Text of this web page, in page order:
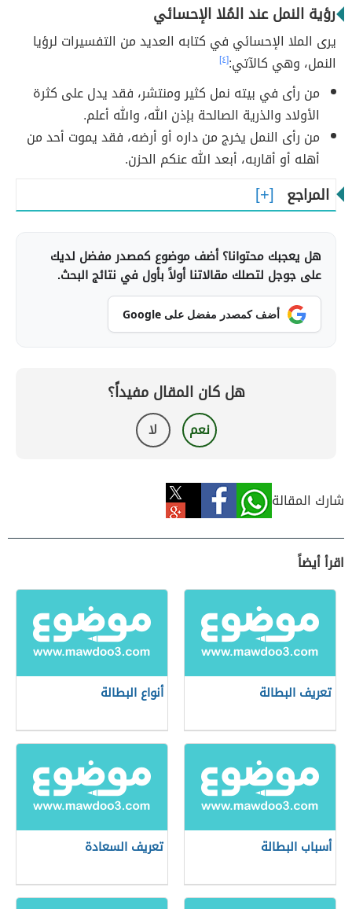
رؤية النمل عند المُلا الإحسائي
يرى الملا الإحسائي في كتابه العديد من التفسيرات لرؤيا
النمل، وهي كالآتي:[٤]
من رأى في بيته نمل كثير ومنتشر، فقد يدل على كثرة
الأولاد والذرية الصالحة بإذن الله، والله أعلم.
من رأى النمل يخرج من داره أو أرضه، فقد يموت أحد من
أهله أو أقاربه، أبعد الله عنكم الحزن.
المراجع
هل يعجبك محتوانا؟ أضف موضوع كمصدر مفضل لديك
على جوجل لتصلك مقالاتنا أولاً بأول في نتائج البحث.
أضف كمصدر مفضل على Google
هل كان المقال مفيداً؟
نعم لا
شارك المقالة
اقرأ أيضاً
تعريف البطالة أنواع البطالة
أسباب البطالة تعريف السعادة